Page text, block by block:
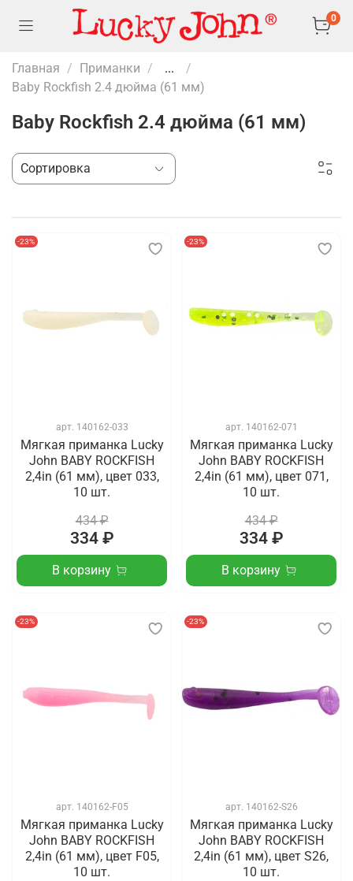
0
Главная Приманки
...
Baby Rockfish 2.4 дюйма (61 мм)
Baby Rockfish 2.4 дюйма (61 мм)
-23%
арт. 140162-033
Мягкая приманка Lucky
John BABY ROCKFISH
2,4in (61 мм), цвет 033,
10 шт.
434 ₽
334 ₽
В корзину
-23%
арт. 140162-071
Мягкая приманка Lucky
John BABY ROCKFISH
2,4in (61 мм), цвет 071,
10 шт.
434 ₽
334 ₽
В корзину
-23%
арт. 140162-F05
Мягкая приманка Lucky
John BABY ROCKFISH
2,4in (61 мм), цвет F05,
10 шт.
-23%
арт. 140162-S26
Мягкая приманка Lucky
John BABY ROCKFISH
2,4in (61 мм), цвет S26,
10 шт.